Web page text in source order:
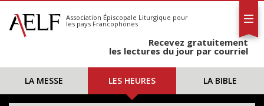
S'abonner
Calendrier
Association Épiscopale Liturgique pour
les pays Francophones
Recevez gratuitement
les lectures du jour par courriel
LA MESSE LES HEURES LA BIBLE